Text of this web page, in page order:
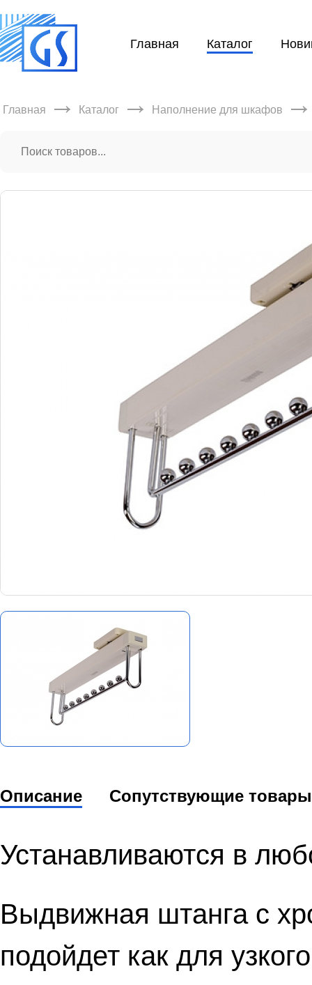
Главная Каталог
Главная → Каталог → Наполнение для шкафов →
Описание Сопутствующие товары
Устанавливаются в
Выдвижная штанга с
подойдет как для